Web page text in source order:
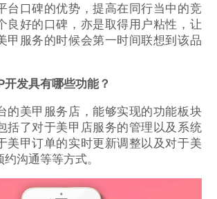
台口碑的优势，提高在同行当中的竞
良好的口碑，亦是取得用户粘性，让
甲服务的时候会第一时间联想到该品
发具有哪些功能？
的美甲服务店，能够实现的功能板块
括了对于美甲店服务的管理以及系统
美甲订单的实时更新调整以及对于美
沟通等等方式。